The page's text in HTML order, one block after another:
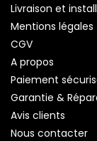
Livraison et
Mentions légales
CGV
A propos
Paiement
Garantie &
Avis clients
Nous contacter